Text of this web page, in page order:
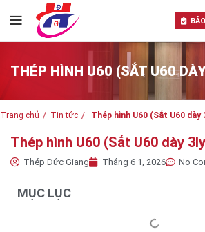
THÉP HÌNH U60 (SẮT U60
Trang chủ Tin tức Thép hình U60 (Sắt U60 dày
Thép hình U60 (Sắt U60 dày
Thép Đức Giang Tháng 6 1, 2026 No
MỤC LỤC